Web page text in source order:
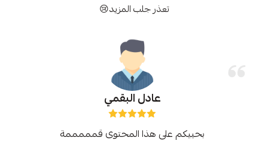
تعذر جلب المزيد😢
عادل البقمي
بحييكم على هذا المحتوى قمممممة